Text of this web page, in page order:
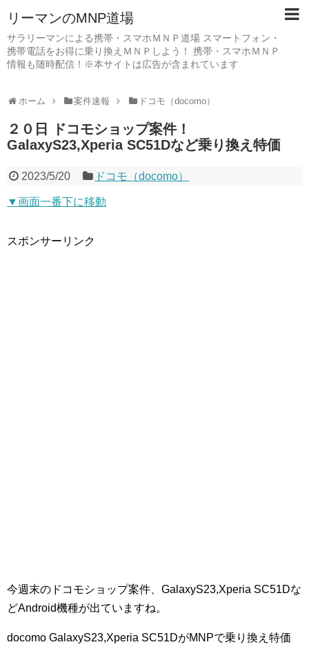
リーマンのMNP道場
サラリーマンによる携帯・スマホＭＮＰ道場 スマートフォン・
携帯電話をお得に乗り換えＭＮＰしよう！ 携帯・スマホＭＮＰ
情報も随時配信！※本サイトは広告が含まれています
ホーム 案件速報 ドコモ（docomo）
２０日 ドコモショップ案件！
GalaxyS23,Xperia SC51Dなど乗り換え特価
2023/5/20 ドコモ（docomo）
▼画面一番下に移動
スポンサーリンク
今週末のドコモショップ案件、GalaxyS23,Xperia SC51Dな
どAndroid機種が出ていますね。
docomo GalaxyS23,Xperia SC51DがMNPで乗り換え特価